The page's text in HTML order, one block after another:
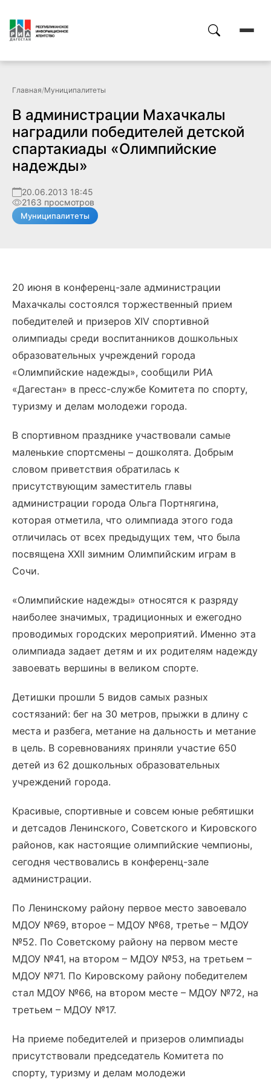
Главная/Муниципалитеты
В администрации Махачкалы
наградили победителей детской
спартакиады «Олимпийские
надежды»
20.06.2013 18:45
2163 просмотров
Муниципалитеты
20 июня в конференц-зале администрации
Махачкалы состоялся торжественный прием
победителей и призеров XIV спортивной
олимпиады среди воспитанников дошкольных
образовательных учреждений города
«Олимпийские надежды», сообщили РИА
«Дагестан» в пресс-службе Комитета по спорту,
туризму и делам молодежи города.
В спортивном празднике участвовали самые
маленькие спортсмены – дошколята. Добрым
словом приветствия обратилась к
присутствующим заместитель главы
администрации города Ольга Портнягина,
которая отметила, что олимпиада этого года
отличилась от всех предыдущих тем, что была
посвящена XXII зимним Олимпийским играм в
Сочи.
«Олимпийские надежды» относятся к разряду
наиболее значимых, традиционных и ежегодно
проводимых городских мероприятий. Именно эта
олимпиада задает детям и их родителям надежду
завоевать вершины в великом спорте.
Детишки прошли 5 видов самых разных
состязаний: бег на 30 метров, прыжки в длину с
места и разбега, метание на дальность и метание
в цель. В соревнованиях приняли участие 650
детей из 62 дошкольных образовательных
учреждений города.
Красивые, спортивные и совсем юные ребятишки
и детсадов Ленинского, Советского и Кировского
районов, как настоящие олимпийские чемпионы,
сегодня чествовались в конференц-зале
администрации.
По Ленинскому району первое место завоевало
МДОУ №69, второе – МДОУ №68, третье – МДОУ
№52. По Советскому району на первом месте
МДОУ №41, на втором – МДОУ №53, на третьем –
МДОУ №71. По Кировскому району победителем
стал МДОУ №66, на втором месте – МДОУ №72, на
третьем – МДОУ №17.
На приеме победителей и призеров олимпиады
присутствовали председатель Комитета по
спорту, туризму и делам молодежи